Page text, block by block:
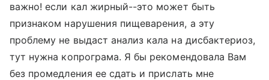
важно! если кал жирный--это может быть
признаком нарушения пищеварения, а эту
проблему не выдаст анализ кала на дисбактериоз,
тут нужна копрограма. Я бы рекомендовала Вам
без промедления ее сдать и прислать мне